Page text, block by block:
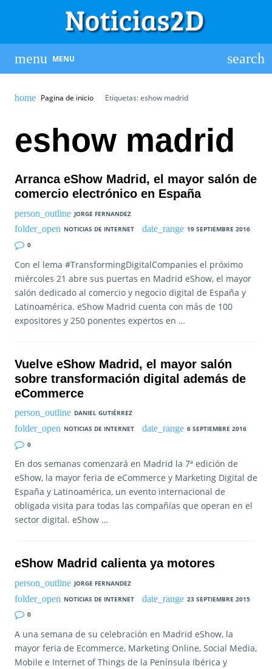
MENU
Pagina de inicio Etiquetas: eshow madrid
eshow madrid
Arranca eShow Madrid, el mayor salón de
comercio electrónico en España
JORGE FERNANDEZ
NOTICIAS DE INTERNET
19 SEPTIEMBRE 2016
0
Con el lema #TransformingDigitalCompanies el próximo
miércoles 21 abre sus puertas en Madrid eShow, el mayor
salón dedicado al comercio y negocio digital de España y
Latinoamérica. eShow Madrid cuenta con más de 100
expositores y 250 ponentes expertos en …
Vuelve eShow Madrid, el mayor salón
sobre transformación digital además de
eCommerce
DANIEL GUTIÉRREZ
NOTICIAS DE INTERNET
6 SEPTIEMBRE 2016
0
En dos semanas comenzará en Madrid la 7ª edición de
eShow, la mayor feria de eCommerce y Marketing Digital de
España y Latinoamérica, un evento internacional de
obligada visita para todas las compañías que operan en el
sector digital. eShow …
eShow Madrid calienta ya motores
JORGE FERNANDEZ
NOTICIAS DE INTERNET
23 SEPTIEMBRE 2015
0
A una semana de su celebración en Madrid eShow, la
mayor feria de Ecommerce, Marketing Online, Social Media,
Mobile e Internet of Things de la Península Ibérica y